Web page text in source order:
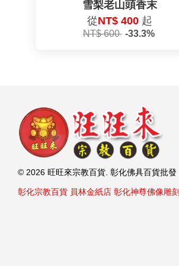
雪梨老山頭香末
從NT$ 400 起
NT$ 600 -33.3%
© 2026 旺旺來宗教百貨. 彰化佛具百貨批發
彰化宗教百貨 員林金紙店 彰化神尊佛像雕刻